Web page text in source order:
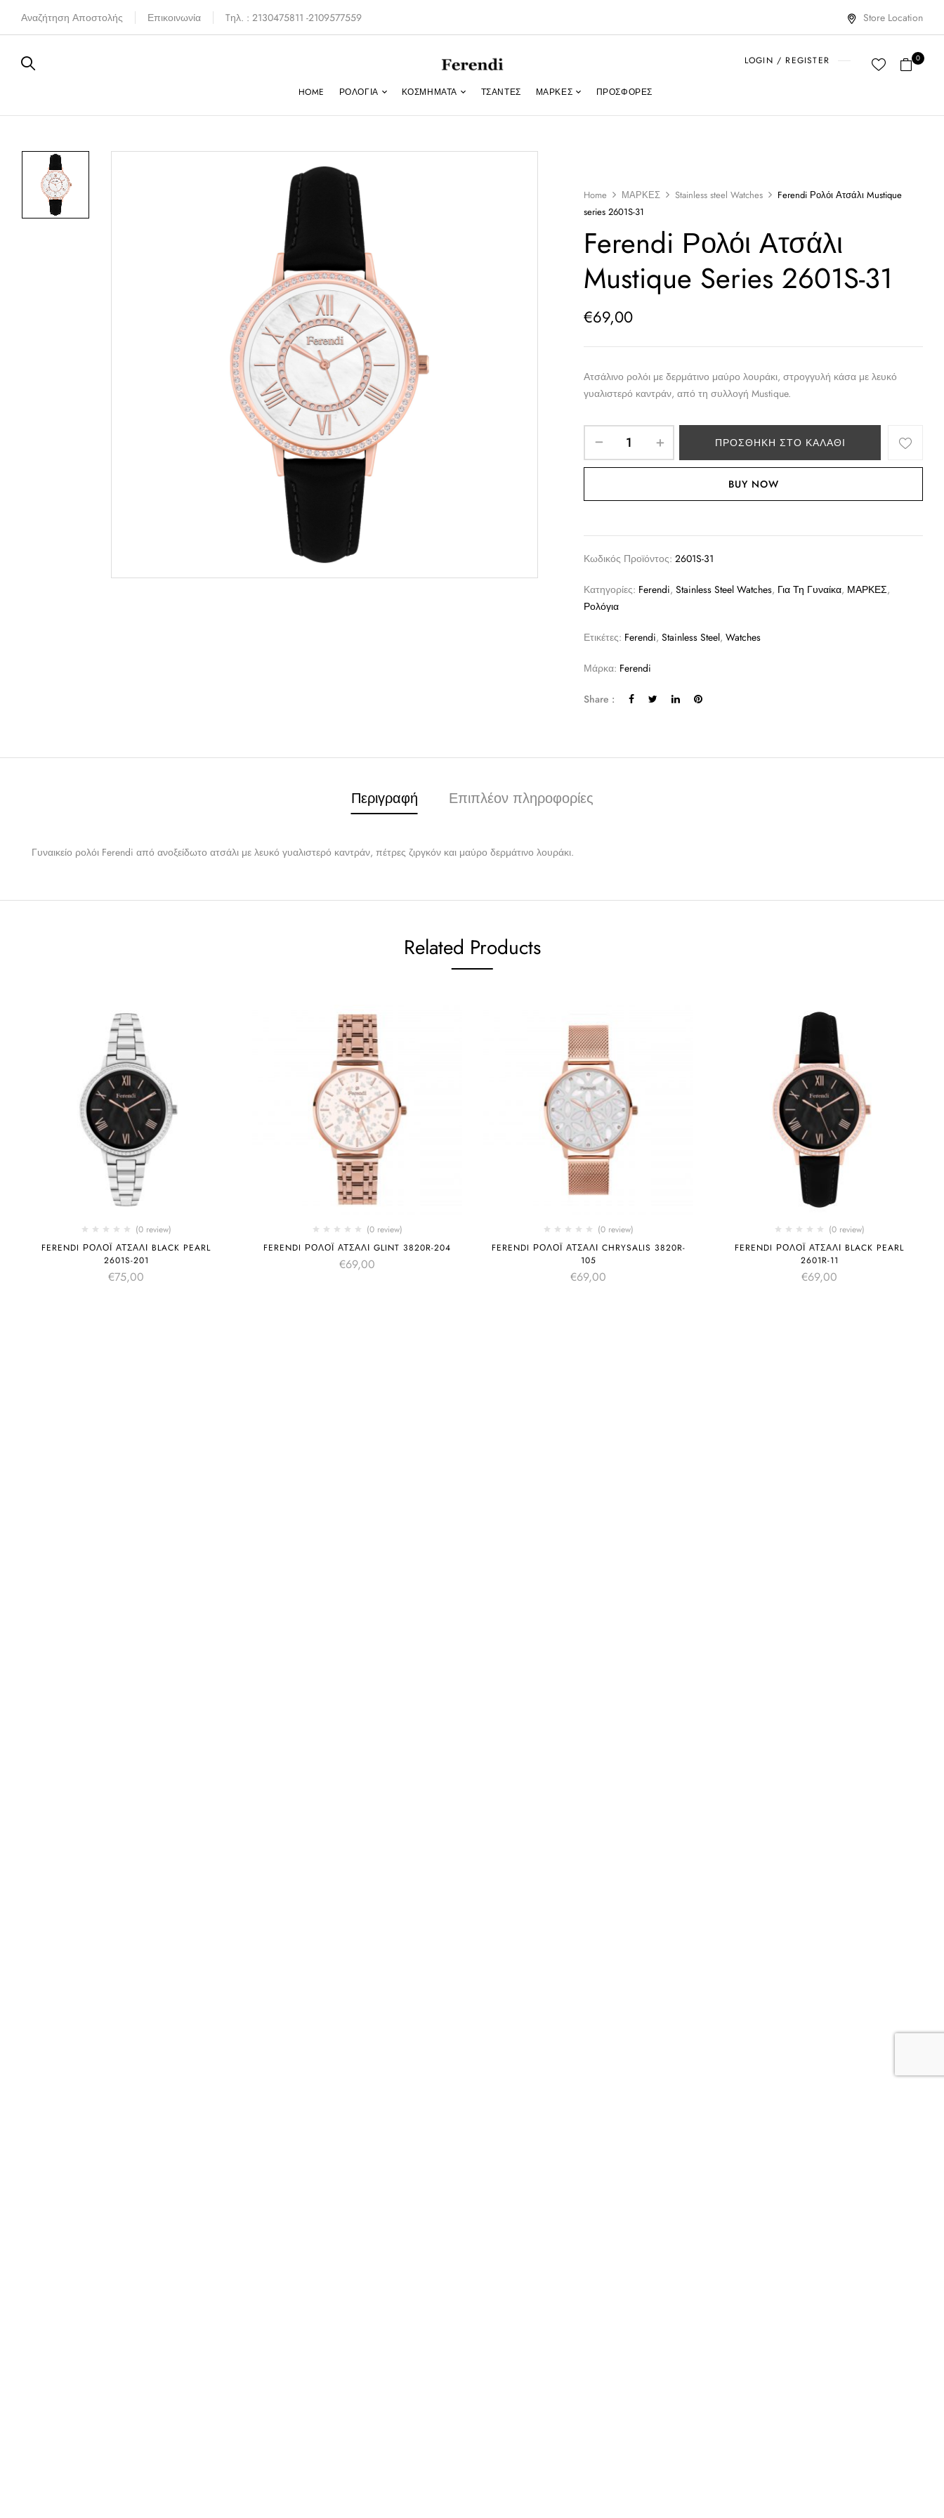
Αναζήτηση Αποστολής Επικοινωνία Tηλ. : 2130475811 -2109577559 Store Location
LOGIN / REGISTER 0
HOME ΡΟΛΌΓΙΑ ΚΟΣΜΉΜΑΤΑ ΤΣΑΝΤΕΣ ΜΑΡΚΕΣ ΠΡΟΣΦΟΡΈΣ
Home ΜΑΡΚΕΣ Stainless steel Watches
Ferendi Ρολόι Ατσάλι Mustique
series 2601S-31
Ferendi Ρολόι Ατσάλι
Mustique Series 2601S-31
€69,00
Ατσάλινο ρολόι με δερμάτινο μαύρο λουράκι, στρογγυλή κάσα με λευκό
γυαλιστερό καντράν, από τη συλλογή Mustique.
ΠΡΟΣΘΉΚΗ ΣΤΟ ΚΑΛΆΘΙ
BUY NOW
Κωδικός Προϊόντος:2601S-31
Κατηγορίες: Ferendi,Stainless Steel Watches, Για Τη Γυναίκα, ΜΑΡΚΕΣ,
Ρολόγια
Ετικέτες: Ferendi,Stainless Steel,Watches
Μάρκα: Ferendi
Share :
Περιγραφή Επιπλέον πληροφορίες
Γυναικείο ρολόι Ferendi από ανοξείδωτο ατσάλι με λευκό γυαλιστερό καντράν, πέτρες ζιργκόν και μαύρο δερμάτινο λουράκι.
Related Products
(0 review)
FERENDI ΡΟΛΌΙ ΑΤΣΆΛΙ BLACK PEARL
2601S-201
€75,00
(0 review)
FERENDI ΡΟΛΌΙ ΑΤΣΆΛΙ GLINT 3820R-204
€69,00
(0 review)
FERENDI ΡΟΛΌΙ ΑΤΣΆΛΙ CHRYSALIS 3820R-
105
€69,00
(0 review)
FERENDI ΡΟΛΌΙ ΑΤΣΆΛΙ BLACK PEARL
2601R-11
€69,00